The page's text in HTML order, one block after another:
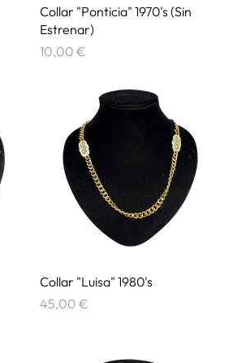
Vista rápida
Collar "Ponticia" 1970's (Sin
Estrenar)
Precio
10,00 €
Vista rápida
Collar "Luisa" 1980's
Precio
45,00 €